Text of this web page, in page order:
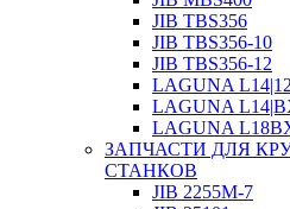
JIB TBS356
JIB TBS356-10
JIB TBS356-12
LAGUNA L14|12
LAGUNA
LAGUNA
ЗАПЧАСТИ ДЛЯ
СТАНКОВ
JIB 2255M-7